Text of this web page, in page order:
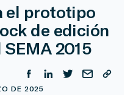
el prototipo
de edición
2015
DE 2025